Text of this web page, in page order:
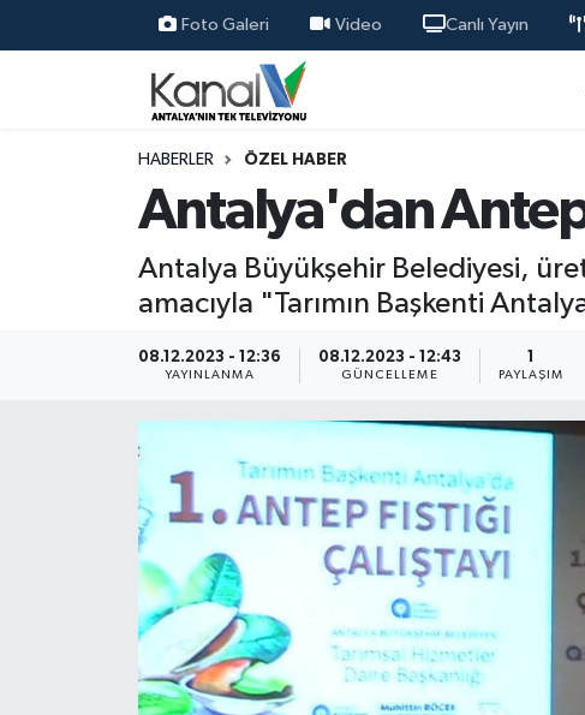
Foto Galeri Video Canlı Yayın
HABERLER ÖZEL HABER
Antalya'dan Antep
Antalya Büyükşehir Belediyesi,
amacıyla "Tarımın Başkenti
08.12.2023 - 12:36
YAYINLANMA
08.12.2023 - 12:43
GÜNCELLEME
1
PAYLAŞIM
Ana Haber
Antalya Haber
Günün Manşetleri
Haber Kuşakları
Haberler
KANALV Spor
Kültür Sanat
Nöbetçi Eczaneler
Hava Durumu
Trafik Durumu
Süper Lig Puan Durumu ve Fikstür
Haber Arşivi